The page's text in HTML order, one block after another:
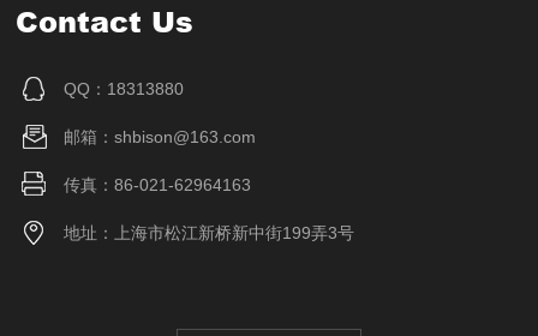
Contact Us
QQ：18313880
邮箱：shbison@163.com
传真：86-021-62964163
地址：上海市松江新桥新中街199弄3号